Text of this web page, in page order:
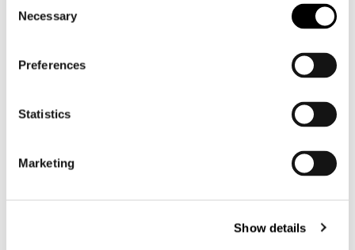
Selection
Necessary
Preferences
Statistics
Marketing
Show details
Ingen vet med sikkerhet hvorfor Alfred
deles ut av en norsk komite - eller hva som
Nobelprisene overhodet.
hvorfor fredsprisen skulle deles ut av en
punktet må vi altså nøye oss med